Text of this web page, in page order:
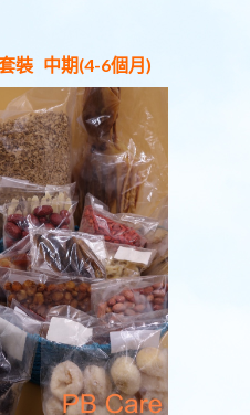
裝 中期(4-6個月)